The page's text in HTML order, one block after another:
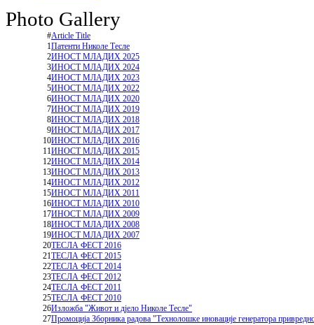
Photo Gallery
#Article Title
1Патенти Николе Тесле
2ИНОСТ МЛАДИХ 2025
3ИНОСТ МЛАДИХ 2024
4ИНОСТ МЛАДИХ 2023
5ИНОСТ МЛАДИХ 2022
6ИНОСТ МЛАДИХ 2020
7ИНОСТ МЛАДИХ 2019
8ИНОСТ МЛАДИХ 2018
9ИНОСТ МЛАДИХ 2017
10ИНОСТ МЛАДИХ 2016
11ИНОСТ МЛАДИХ 2015
12ИНОСТ МЛАДИХ 2014
13ИНОСТ МЛАДИХ 2013
14ИНОСТ МЛАДИХ 2012
15ИНОСТ МЛАДИХ 2011
16ИНОСТ МЛАДИХ 2010
17ИНОСТ МЛАДИХ 2009
18ИНОСТ МЛАДИХ 2008
19ИНОСТ МЛАДИХ 2007
20ТЕСЛА ФЕСТ 2016
21ТЕСЛА ФЕСТ 2015
22ТЕСЛА ФЕСТ 2014
23ТЕСЛА ФЕСТ 2012
24ТЕСЛА ФЕСТ 2011
25ТЕСЛА ФЕСТ 2010
26Изложба "Живот и дјело Николе Тесле"
27Промоција Зборника радова "Технолошке иновације генератора